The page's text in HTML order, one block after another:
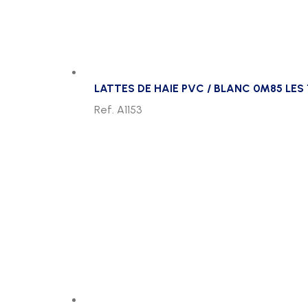
LATTES DE HAIE PVC / BLANC 0M85 LES
Ref. A1153